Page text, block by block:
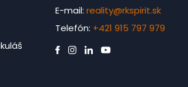
E-mail: reality@rkspirit.sk
Telefón: +421 915 797 979